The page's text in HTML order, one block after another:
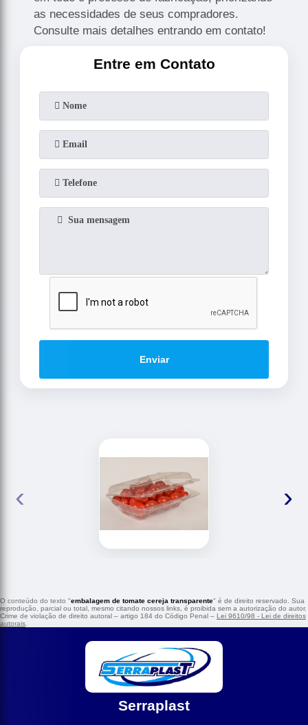
as necessidades de seus compradores.
Consulte mais detalhes entrando em contato!
Entre em Contato
Enviar
‹ ›
O conteúdo do texto "embalagem de tomate cereja transparente" é de direito reservado. Sua
reprodução, parcial ou total, mesmo citando nossos links, é proibida sem a autorização do autor.
Crime de violação de direito autoral – artigo 184 do Código Penal – Lei 9610/98 - Lei de direitos
autorais
Serraplast